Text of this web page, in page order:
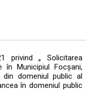
privind „ Solicitarea
în Municipiul Focșani,
din domeniul public al
în domeniul public